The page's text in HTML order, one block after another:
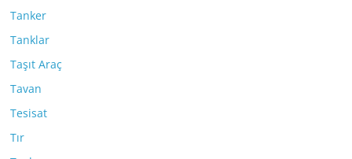
Tanker
Tanklar
Taşıt Araç
Tavan
Tesisat
Tır